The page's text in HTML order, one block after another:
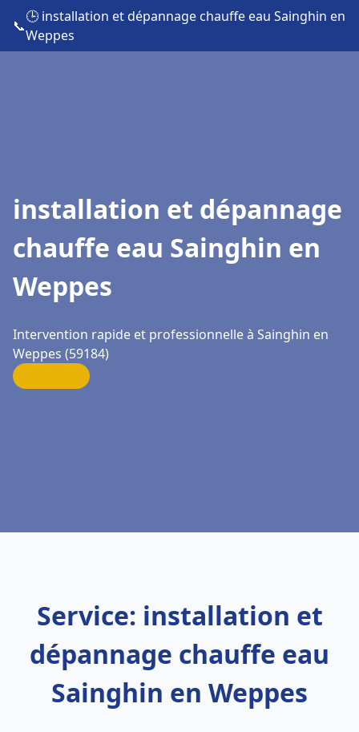
📞
🕒 installation et dépannage chauffe eau Sainghin en
Weppes
installation et dépannage
chauffe eau Sainghin en
Weppes
Intervention rapide et professionnelle à Sainghin en
Weppes (59184)
Service: installation et
dépannage chauffe eau
Sainghin en Weppes